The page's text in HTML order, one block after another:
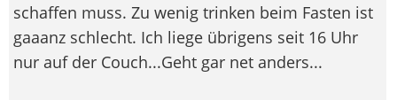
schaffen muss. Zu wenig trinken beim Fasten ist
gaaanz schlecht. Ich liege übrigens seit 16 Uhr
nur auf der Couch...Geht gar net anders...